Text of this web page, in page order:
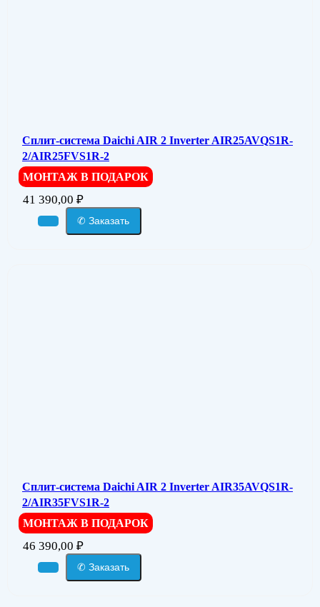
Сплит-система Daichi AIR 2 Inverter AIR25AVQS1R-
2/AIR25FVS1R-2
МОНТАЖ В ПОДАРОК
41 390,00 ₽
✆ Заказать
Сплит-система Daichi AIR 2 Inverter AIR35AVQS1R-
2/AIR35FVS1R-2
МОНТАЖ В ПОДАРОК
46 390,00 ₽
✆ Заказать